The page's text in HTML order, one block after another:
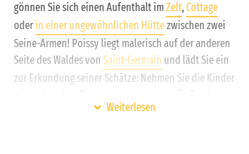
gönnen Sie sich einen Aufenthalt imZelt,Cottage
oder in einer ungewöhnlichen Hüttezwischen zwei
Seine-Armen! Poissy liegt malerisch auf der anderen
Seite des Waldes von Saint-Germain und lädt Sie ein
zur Erkundung seiner Schätze: Nehmen Sie die Kinder
frische Luft im Park von Schloss Villiers oder
Weiterlesen